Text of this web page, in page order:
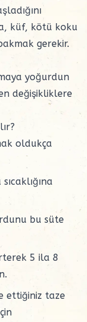
küf, kötü koku
gerekir.
yoğurdun
değişikliklere
oldukça
bu süte
5 ila 8
ettiğiniz taze